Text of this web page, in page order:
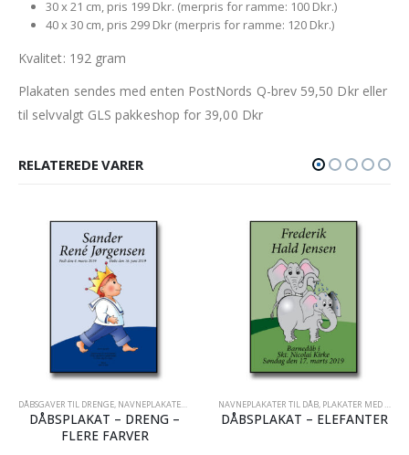
30 x 21 cm, pris 199 Dkr. (merpris for ramme: 100 Dkr.)
40 x 30 cm, pris 299 Dkr (merpris for ramme: 120 Dkr.)
Kvalitet: 192 gram
Plakaten sendes med enten PostNords Q-brev 59,50 Dkr eller
til selvvalgt GLS pakkeshop for 39,00 Dkr
RELATEREDE VARER
DÅBSGAVER TIL DRENGE, NAVNEPLAKATER TIL DÅB ,PLAKATER MED NAVN,PRINSESSEN OG PRINSEN
DÅBSPLAKAT – DRENG –
FLERE FARVER
NAVNEPLAKATER TIL DÅB, PLAKATER MED NAVN
DÅBSPLAKAT – ELEFANTER